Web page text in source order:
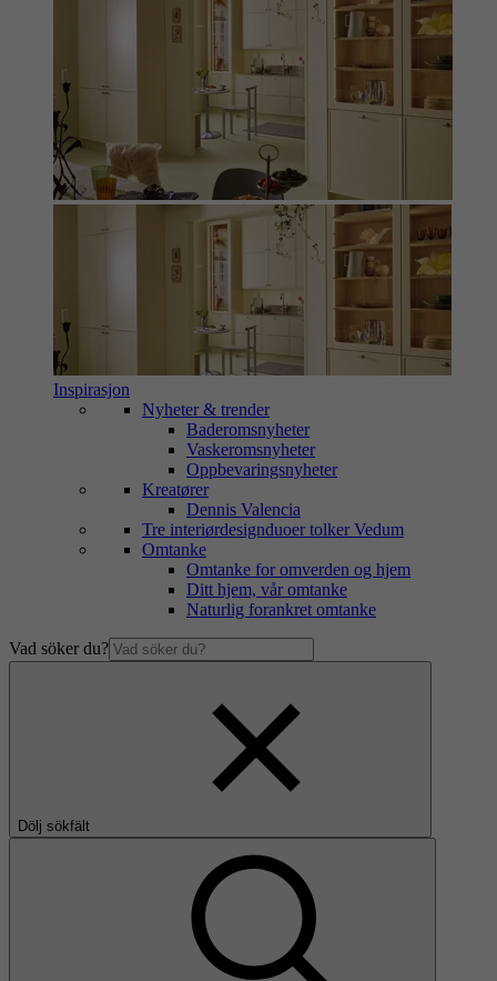
Inspirasjon
Nyheter & trender
Baderomsnyheter
Vaskeromsnyheter
Oppbevaringsnyheter
Kreatører
Dennis Valencia
Tre interiørdesignduoer tolker Vedum
Omtanke
Omtanke for omverden og hjem
Ditt hjem, vår omtanke
Naturlig forankret omtanke
Vad söker du?
Dölj sökfält